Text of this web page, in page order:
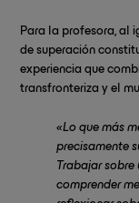
Para la profesora, al
de superación
experiencia que
transfronteriza y el
«Lo que más
precisamente
Trabajar sobre
comprender